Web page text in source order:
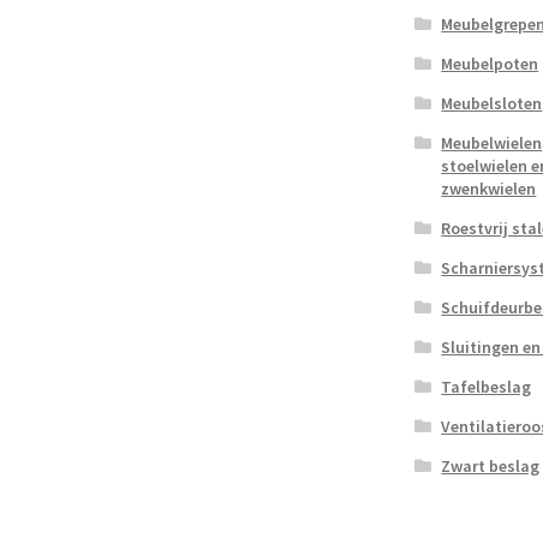
Meubelgrepen
Meubelpoten
Meubelsloten
stoelwielen
zwenkwielen
Roestvrij
Sluitingen
Tafelbeslag
Zwart beslag